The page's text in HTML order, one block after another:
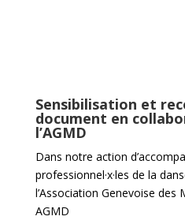
Sensibilisation et
document en
l’AGMD
Dans notre action
professionnel·x·les de la
l’Association Genevoise des
AGMD